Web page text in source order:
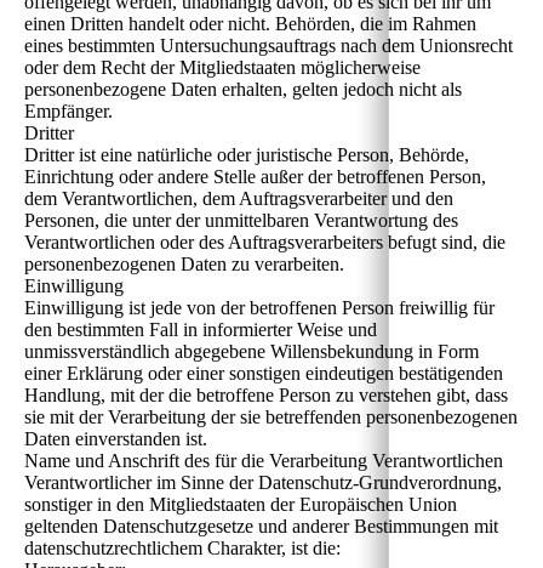
einen Dritten handelt oder nicht. Behörden, die im Rahmen
eines bestimmten Untersuchungsauftrags nach dem Unionsrecht
oder dem Recht der Mitgliedstaaten möglicherweise
personenbezogene Daten erhalten, gelten jedoch nicht als
Empfänger.
Dritter
Dritter ist eine natürliche oder juristische Person, Behörde,
Einrichtung oder andere Stelle außer der betroffenen Person,
dem Verantwortlichen, dem Auftragsverarbeiter und den
Personen, die unter der unmittelbaren Verantwortung des
Verantwortlichen oder des Auftragsverarbeiters befugt sind, die
personenbezogenen Daten zu verarbeiten.
Einwilligung
Einwilligung ist jede von der betroffenen Person freiwillig für
den bestimmten Fall in informierter Weise und
unmissverständlich abgegebene Willensbekundung in Form
einer Erklärung oder einer sonstigen eindeutigen bestätigenden
Handlung, mit der die betroffene Person zu verstehen gibt, dass
sie mit der Verarbeitung der sie betreffenden personenbezogenen
Daten einverstanden ist.
Name und Anschrift des für die Verarbeitung Verantwortlichen
Verantwortlicher im Sinne der Datenschutz-Grundverordnung,
sonstiger in den Mitgliedstaaten der Europäischen Union
geltenden Datenschutzgesetze und anderer Bestimmungen mit
datenschutzrechtlichem Charakter, ist die: